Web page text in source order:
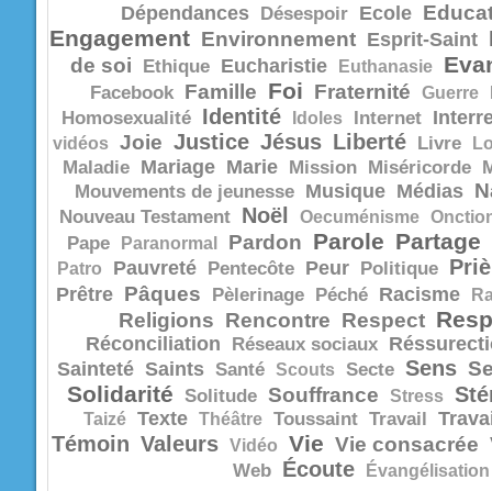
Dépendances
Désespoir Ecole
Engagement Environnement Esprit-Saint
de soi Ethique Eucharistie Euthanasie
Facebook Famille Foi Fraternité Guerre
Homosexualité
Identité Idoles Internet
vidéos Joie Justice Jésus Liberté Livre
Maladie Mariage Marie Mission Miséricorde
Mouvements de jeunesse
Musique Médias
Nouveau Testament Noël Oecuménisme
Pape Paranormal Pardon Parole Partage
Patro Pauvreté Pentecôte Peur Politique
Prêtre Pâques Pèlerinage Péché Racisme
Religions Rencontre Respect
Réconciliation Réseaux sociaux
Sainteté Saints Santé Scouts Secte Sens
Solidarité Solitude Souffrance Stress
Taizé Texte Théâtre Toussaint Travail
Témoin Valeurs Vidéo Vie Vie consacrée
Web Écoute Évangélisation